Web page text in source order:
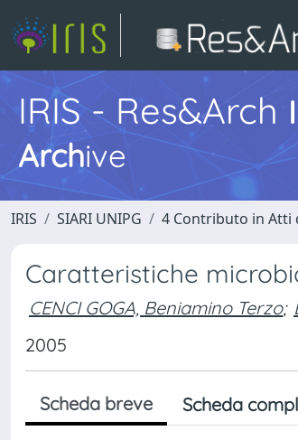
IRIS - Res&Arch I
Archive
IRIS SIARI UNIPG 4 Contributo in Atti
Caratteristiche
CENCI GOGA, Beniamino Terzo;
2005
Scheda breve Scheda